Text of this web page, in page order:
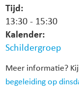
Tijd:
13:30- 15:30
Kalender:
Schildergroep
Meer informatie?
begeleiding op